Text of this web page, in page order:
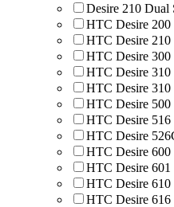
Desire 210 Dual
HTC Desire 200
HTC Desire 210
HTC Desire 300
HTC Desire 310
HTC Desire 310
HTC Desire 500
HTC Desire 516
HTC Desire
HTC Desire 600
HTC Desire 601
HTC Desire 610
HTC Desire 616